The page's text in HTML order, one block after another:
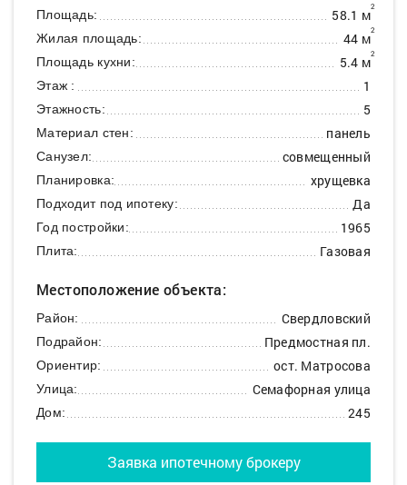
Площадь: 58.1 м2
Жилая площадь: 44 м2
Площадь кухни: 5.4 м2
Этаж : 1
Этажность: 5
Материал стен: панель
Санузел: совмещенный
Планировка: хрущевка
Подходит под ипотеку: Да
Год постройки: 1965
Плита: Газовая
Местоположение объекта:
Район: Свердловский
Подрайон: Предмостная пл.
Ориентир: ост. Матросова
Улица: Семафорная улица
Дом: 245
Заявка ипотечному брокеру